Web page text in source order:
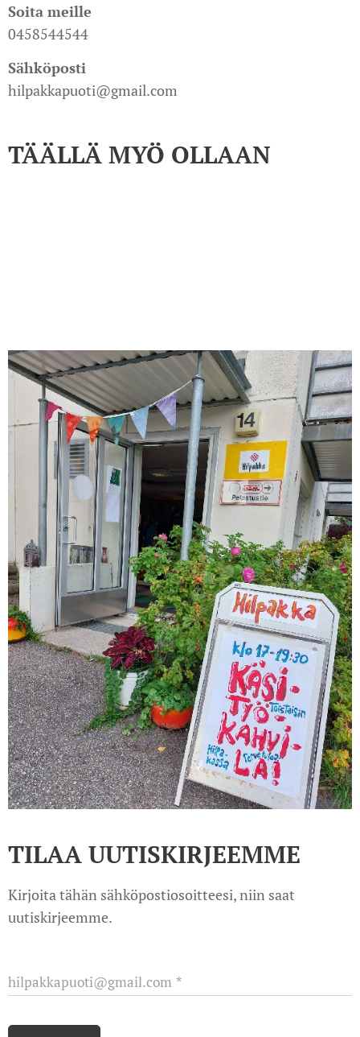
Soita meille
0458544544
Sähköposti
hilpakkapuoti@gmail.com
TÄÄLLÄ MYÖ OLLAAN
TILAA UUTISKIRJEEMME
Kirjoita tähän sähköpostiosoitteesi, niin saat
uutiskirjeemme.
hilpakkapuoti@gmail.com